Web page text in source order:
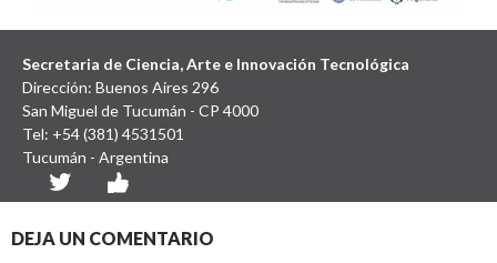
Imagen siguiente
DEJA UN COMENTARIO
Secretaria de Ciencia, Arte e Innovación Tecnológica
Dirección: Buenos Aires 296
San Miguel de Tucumán - CP 4000
Tel: +54 (381) 4531501
Tucumán - Argentina